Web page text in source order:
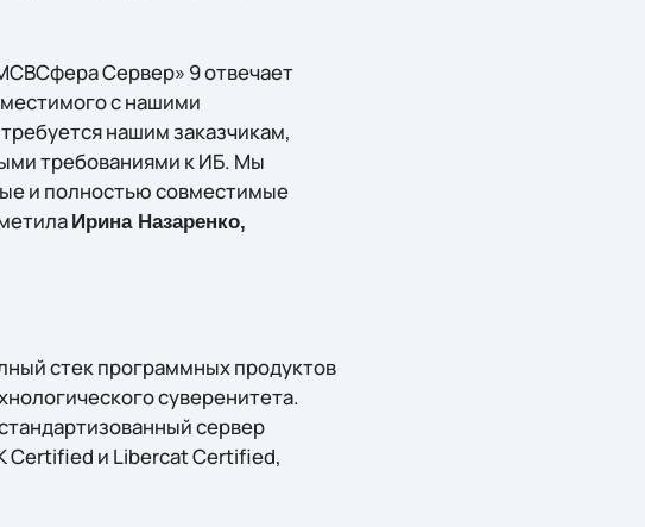
Сервер» 9 отвечает
с нашими
нашим заказчикам,
требованиями к ИБ. Мы
и полностью совместимые
Ирина Назаренко,
стек программных продуктов
суверенитета.
сервер
Certified и Libercat Certified,